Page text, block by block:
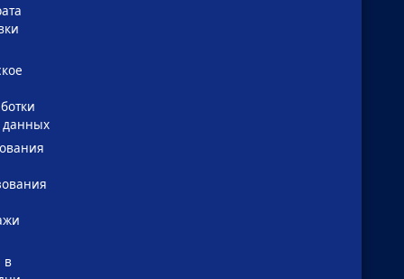
данных
в